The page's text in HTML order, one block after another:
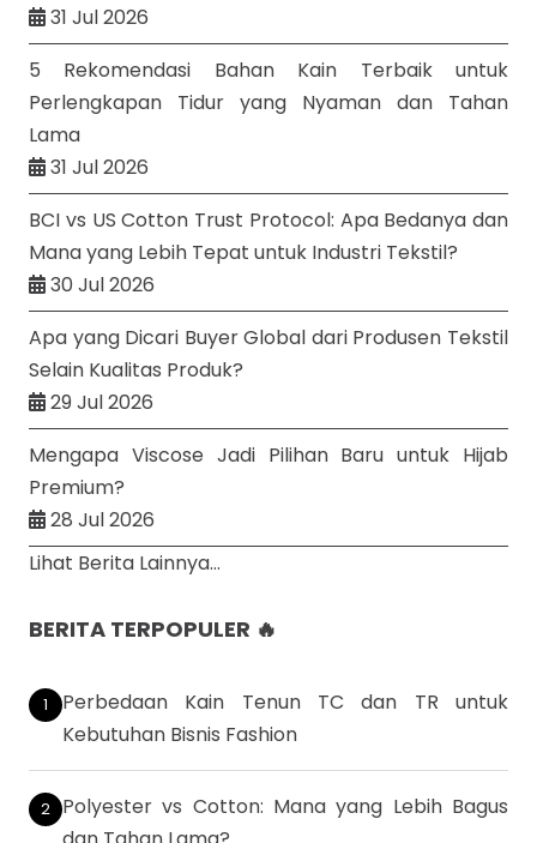
31 Jul 2026
5 Rekomendasi Bahan Kain Terbaik untuk
Perlengkapan Tidur yang Nyaman dan Tahan
Lama
31 Jul 2026
BCI vs US Cotton Trust Protocol: Apa Bedanya dan
Mana yang Lebih Tepat untuk Industri Tekstil?
30 Jul 2026
Apa yang Dicari Buyer Global dari Produsen Tekstil
Selain Kualitas Produk?
29 Jul 2026
Mengapa Viscose Jadi Pilihan Baru untuk Hijab
Premium?
28 Jul 2026
Lihat Berita Lainnya...
BERITA TERPOPULER 🔥
Perbedaan Kain Tenun TC dan TR untuk
Kebutuhan Bisnis Fashion
Polyester vs Cotton: Mana yang Lebih Bagus